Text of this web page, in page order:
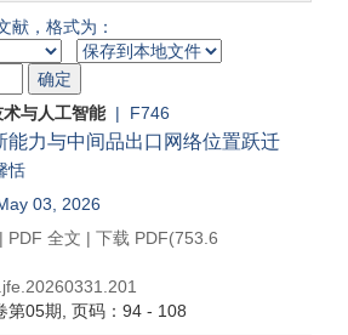
献，格式为：
与人工智能| F746
能力与中间品出口网络位置跃迁
恬
03, 2026
| PDF 全文 | 下载 PDF(753.6
第05期 , 页码：94 - 108